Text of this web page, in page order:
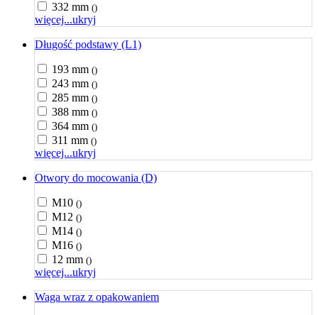
332 mm ()
więcej...ukryj
Długość podstawy (L1)
193 mm ()
243 mm ()
285 mm ()
388 mm ()
364 mm ()
311 mm ()
więcej...ukryj
Otwory do mocowania (D)
M10 ()
M12 ()
M14 ()
M16 ()
12 mm ()
więcej...ukryj
Waga wraz z opakowaniem